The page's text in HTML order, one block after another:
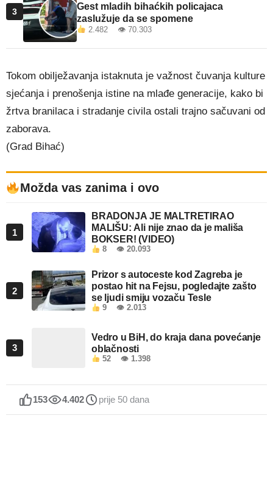
3
Gest mladih bihaćkih policajaca
zaslužuje da se spomene
2.482 👁 70.303
Tokom obilježavanja istaknuta je važnost čuvanja kulture
sjećanja i prenošenja istine na mlađe generacije, kako bi
žrtva branilaca i stradanje civila ostali trajno sačuvani od
zaborava.
(Grad Bihać)
Možda vas zanima i ovo
1
BRADONJA JE MALTRETIRAO
MALIŠU: Ali nije znao da je mališa
BOKSER! (VIDEO)
8 👁 20.093
2
Prizor s autoceste kod Zagreba je
postao hit na Fejsu, pogledajte zašto
se ljudi smiju vozaču Tesle
9 👁 2.013
3
Vedro u BiH, do kraja dana povećanje
oblačnosti
52 👁 1.398
153 4.402 prije 50 dana